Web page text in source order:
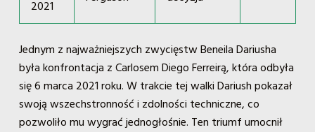
2021
Jednym z najważniejszych zwycięstw Beneila Dariusha
była konfrontacja z Carlosem Diego Ferreirą, która odbyła
się 6 marca 2021 roku. W trakcie tej walki Dariush pokazał
swoją wszechstronność i zdolności techniczne, co
pozwoliło mu wygrać jednogłośnie. Ten triumf umocnił